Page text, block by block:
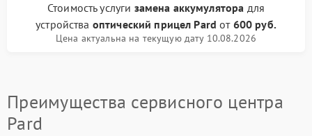
Стоимость услуги замена аккумулятора для
устройства оптический прицел Pard от 600 руб.
Цена актуальна на текущую дату 10.08.2026
Преимущества сервисного центра
Pard